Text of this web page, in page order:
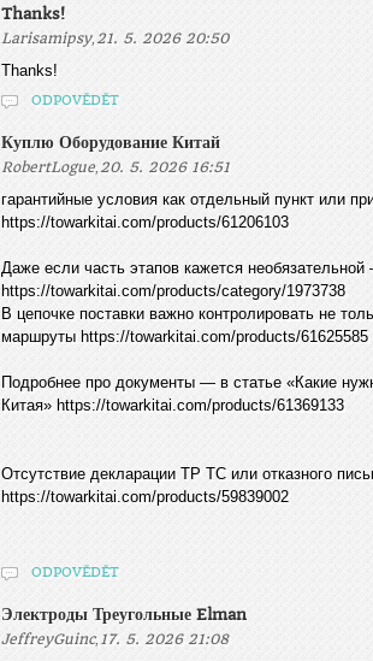
Thanks!
Larisamipsy, 21. 5. 2026 20:50
Thanks!
ODPOVĚDĚT
Куплю Оборудование Китай
RobertLogue, 20. 5. 2026 16:51
гарантийные условия как отдельный пункт или
https://towarkitai.com/products/61206103
Даже если часть этапов кажется
https://towarkitai.com/products/category/1973738
В цепочке поставки важно контролировать не
маршруты https://towarkitai.com/products/61625585
Подробнее про документы — в статье «Какие
Китая» https://towarkitai.com/products/61369133
Отсутствие декларации ТР ТС или отказного
https://towarkitai.com/products/59839002
ODPOVĚDĚT
Электроды Треугольные Elman
JeffreyGuinc, 17. 5. 2026 21:08